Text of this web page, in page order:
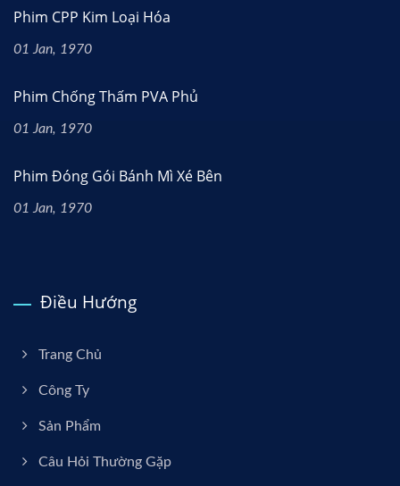
Phim CPP Kim Loại Hóa
01 Jan, 1970
Phim Chống Thấm PVA Phủ
01 Jan, 1970
Phim Đóng Gói Bánh Mì Xé Bên
01 Jan, 1970
Điều Hướng
Trang Chủ
Công Ty
Sản Phẩm
Câu Hỏi Thường Gặp